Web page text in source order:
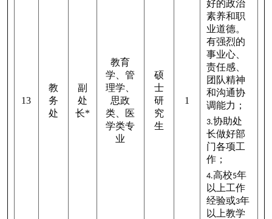
13
教
务
处
副
处
长*
教育
学、管
理学、
思政
类、医
学类专
业
硕
士
研
究
生
1
好的政治
素养和职
业道德。
有强烈的
事业心、
责任感、
团队精神
和沟通协
调能力；
3.协助处
长做好部
门各项工
作；
4.高校5年
以上工作
经验或3年
以上教学